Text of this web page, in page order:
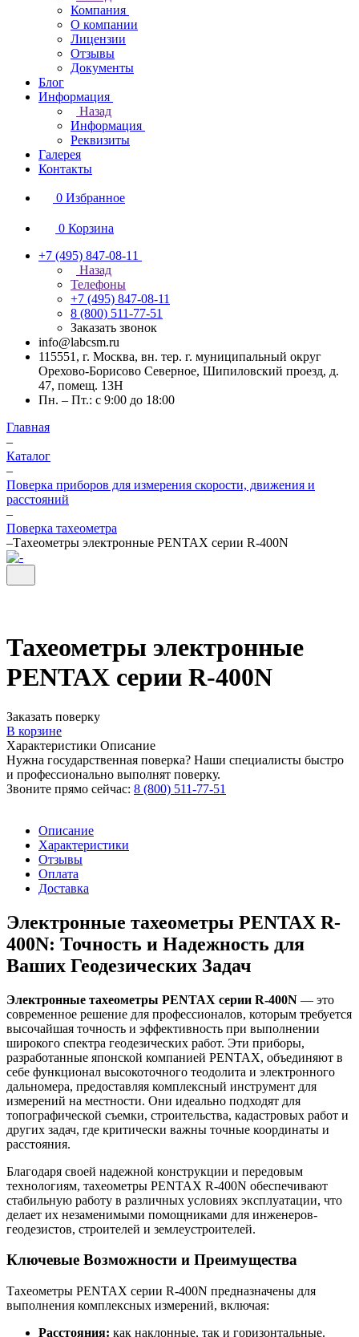
Компания
О компании
Лицензии
Отзывы
Документы
Блог
Информация
Назад
Информация
Реквизиты
Галерея
Контакты
0 Избранное
0 Корзина
+7 (495) 847-08-11
Назад
Телефоны
+7 (495) 847-08-11
8 (800) 511-77-51
Заказать звонок
info@labcsm.ru
115551, г. Москва, вн. тер. г. муниципальный округ
Орехово-Борисово Северное, Шипиловский проезд, д.
47, помещ. 13Н
Пн. – Пт.: с 9:00 до 18:00
Главная
–
Каталог
–
Поверка приборов для измерения скорости, движения и
расстояний
–
Поверка тахеометра
–Тахеометры электронные PENTAX серии R-400N
Тахеометры электронные
PENTAX серии R-400N
Заказать поверку
В корзине
Характеристики Описание
Нужна государственная поверка? Наши специалисты быстро
и профессионально выполнят поверку.
Звоните прямо сейчас: 8 (800) 511-77-51
Описание
Характеристики
Отзывы
Оплата
Доставка
Электронные тахеометры PENTAX R-
400N: Точность и Надежность для
Ваших Геодезических Задач
Электронные тахеометры PENTAX серии R-400N — это
современное решение для профессионалов, которым требуется
высочайшая точность и эффективность при выполнении
широкого спектра геодезических работ. Эти приборы,
разработанные японской компанией PENTAX, объединяют в
себе функционал высокоточного теодолита и электронного
дальномера, предоставляя комплексный инструмент для
измерений на местности. Они идеально подходят для
топографической съемки, строительства, кадастровых работ и
других задач, где критически важны точные координаты и
расстояния.
Благодаря своей надежной конструкции и передовым
технологиям, тахеометры PENTAX R-400N обеспечивают
стабильную работу в различных условиях эксплуатации, что
делает их незаменимыми помощниками для инженеров-
геодезистов, строителей и землеустроителей.
Ключевые Возможности и Преимущества
Тахеометры PENTAX серии R-400N предназначены для
выполнения комплексных измерений, включая:
Расстояния: как наклонные, так и горизонтальные.